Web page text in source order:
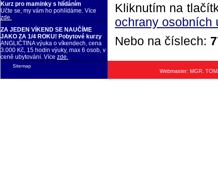
Kurz pro maminky s hlídáním
Učte se, my vám ho pohlídáme. Více
zde.
ZA JEDEN VÍKEND SE NAUČÍME
JAKO ZA 1/4 ROKU! Pobytové kurzy
ANGLIČTINA výuka o víkendech, cena
3.000 Kč, 15 hodin výuky, max 6 osob, v
ceně ubytování. Více zde.
Kliknutím na
ochrany osobních
Nebo na číslech:
Webmaster: MGR.
Sitemap